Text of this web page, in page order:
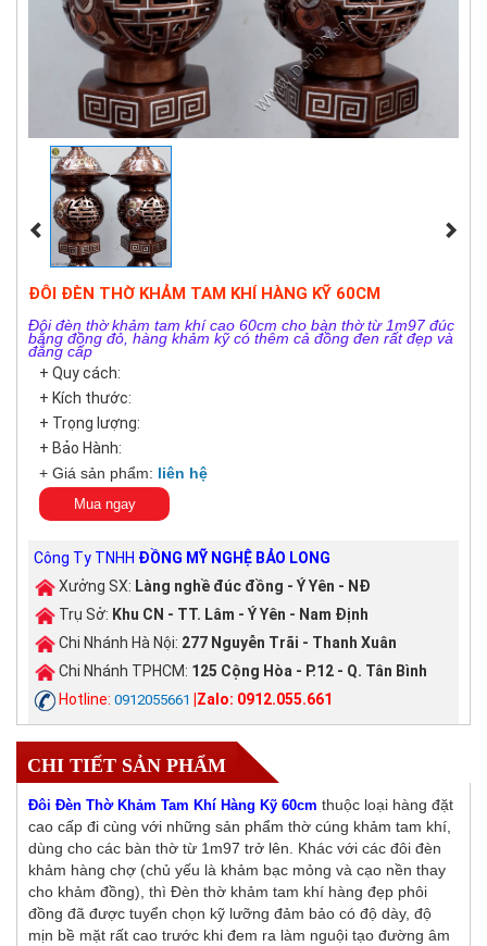
ĐÔI ĐÈN THỜ KHẢM TAM KHÍ HÀNG KỸ 60CM
Đôi đèn thờ khảm tam khí cao 60cm cho bàn thờ từ 1m97 đúc
bằng đồng đỏ, hàng khảm kỹ có thêm cả đồng đen rất đẹp và
đẳng cấp
+ Quy cách:
+ Kích thước:
+ Trọng lượng:
+ Bảo Hành:
+ Giá sản phẩm: liên hệ
Mua ngay
Công Ty TNHH ĐỒNG MỸ NGHỆ BẢO LONG
Xưởng SX: Làng nghề đúc đồng - Ý Yên - NĐ
Trụ Sở: Khu CN - TT. Lâm - Ý Yên - Nam Định
Chi Nhánh Hà Nội: 277 Nguyễn Trãi - Thanh Xuân
Chi Nhánh TPHCM: 125 Cộng Hòa - P.12 - Q. Tân Bình
Hotline: 0912055661 |Zalo: 0912.055.661
CHI TIẾT SẢN PHẨM
Đôi Đèn Thờ Khảm Tam Khí Hàng Kỹ 60cm thuộc loại hàng đặt
cao cấp đi cùng với những sản phẩm thờ cúng khảm tam khí,
dùng cho các bàn thờ từ 1m97 trở lên. Khác với các đôi đèn
khảm hàng chợ (chủ yếu là khảm bạc mỏng và cạo nền thay
cho khảm đồng), thì Đèn thờ khảm tam khí hàng đẹp phôi
đồng đã được tuyển chọn kỹ lưỡng đảm bảo có độ dày, độ
mịn bề mặt rất cao trước khi đem ra làm nguội tạo đường âm